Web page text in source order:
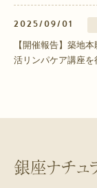
2025/09/01
【開催報告】築地
活リンパケア講座を
銀座ナチュ